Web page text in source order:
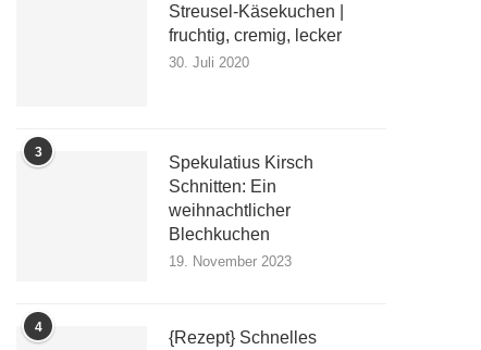
Streusel-Käsekuchen |
fruchtig, cremig, lecker
30. Juli 2020
3
Spekulatius Kirsch
Schnitten: Ein
weihnachtlicher
Blechkuchen
19. November 2023
4
{Rezept} Schnelles